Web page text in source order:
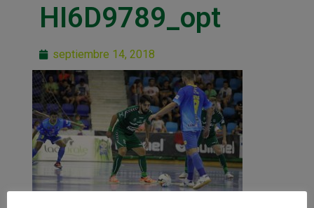
HI6D9789_opt
septiembre 14, 2018